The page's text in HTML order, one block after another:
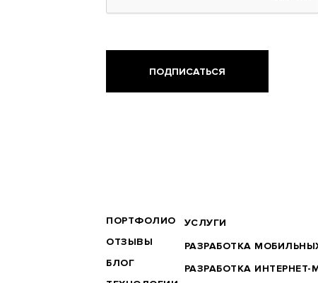
BRANDER
ПОРТФОЛИО
ОТЗЫВЫ
БЛОГ
ФУТЕР
УСЛУГИ
РАЗРАБОТКА
РАЗРАБОТКА ИНТЕРНЕТ-